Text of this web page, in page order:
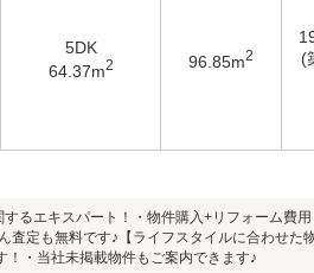
5DK
64.37m2 96.85m2
(
るエキスパート！・物件購入+リフォーム費
査定も無料です♪【ライフスタイルに合わせた
・当社未掲載物件もご案内できます♪